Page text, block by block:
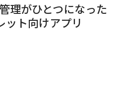
理がひとつになった
ト向けアプリ